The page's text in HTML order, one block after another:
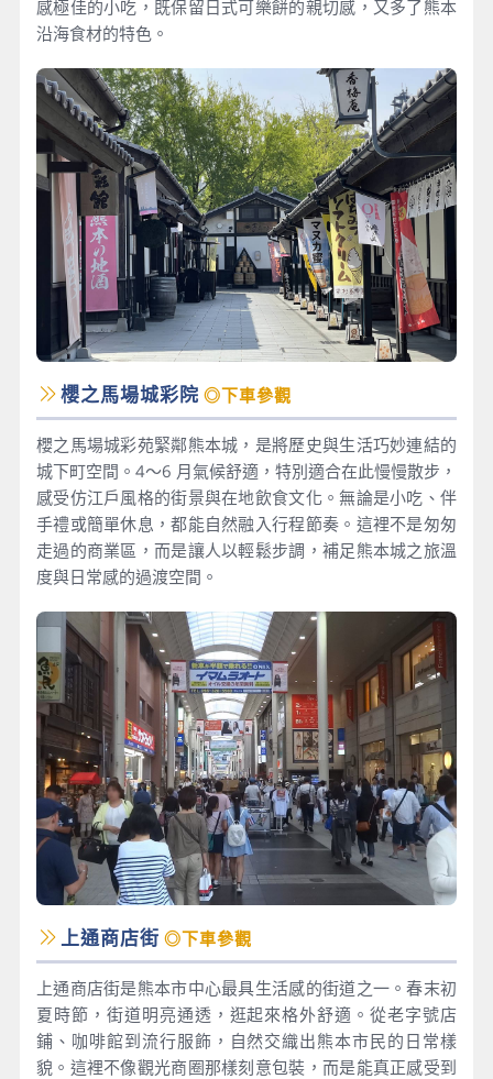
感極佳的小吃，既保留日式可樂餅的親切感，又多了熊本
沿海食材的特色。
櫻之馬場城彩院 ◎下車參觀
櫻之馬場城彩苑緊鄰熊本城，是將歷史與生活巧妙連結的
城下町空間。4～6 月氣候舒適，特別適合在此慢慢散步，
感受仿江戶風格的街景與在地飲食文化。無論是小吃、伴
手禮或簡單休息，都能自然融入行程節奏。這裡不是匆匆
走過的商業區，而是讓人以輕鬆步調，補足熊本城之旅溫
度與日常感的過渡空間。
上通商店街 ◎下車參觀
上通商店街是熊本市中心最具生活感的街道之一。春末初
夏時節，街道明亮通透，逛起來格外舒適。從老字號店
鋪、咖啡館到流行服飾，自然交織出熊本市民的日常樣
貌。這裡不像觀光商圈那樣刻意包裝，而是能真正感受到